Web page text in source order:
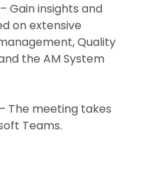
– Gain insights and
on extensive
Quality
the AM System
– The meeting takes
Teams.